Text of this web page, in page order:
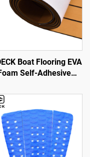
Boat Flooring EVA
Self-Adhesive
Teak Marine Boat
Sheet para sa
RV Yacht Kayak
Swim Platform